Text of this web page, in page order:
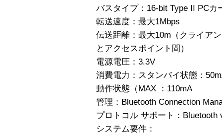
バスタイプ：16-bit Type II PCカ
転送速度：最大1Mbps
伝送距離：最大10m（クライア
とアクセスポイント間）
電源電圧：3.3V
消費電力：スタンバイ状態：
動作状態（MAX ：110mA
管理：Bluetooth Connection
プロトコル サポート：Bluetooth
システム要件：